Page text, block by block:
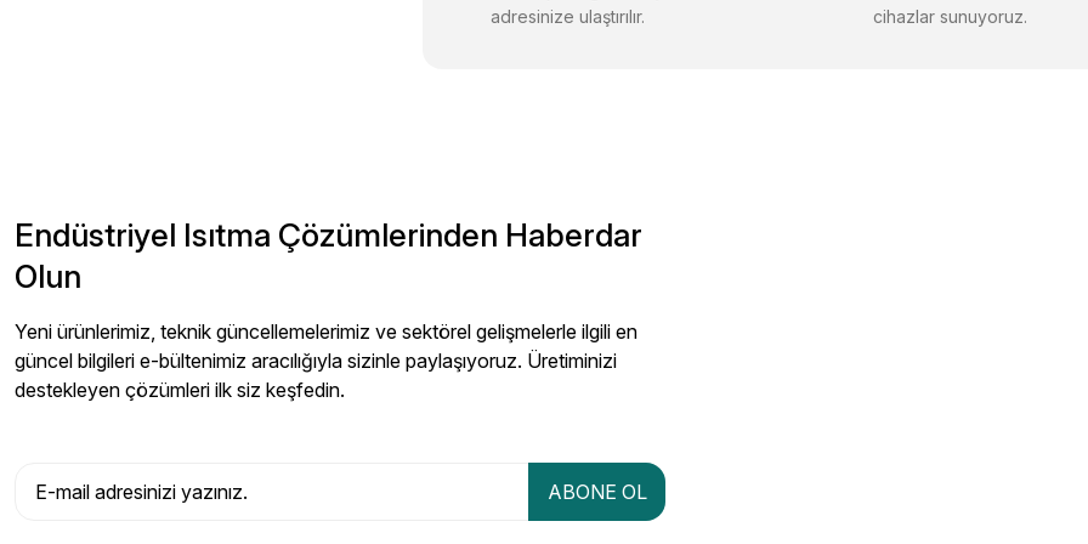
adresinize ulaştırılır.
cihazlar sunuyoruz.
Endüstriyel Isıtma Çözümlerinden Haberdar
Olun
Yeni ürünlerimiz, teknik güncellemelerimiz ve sektörel gelişmelerle ilgili en
güncel bilgileri e-bültenimiz aracılığıyla sizinle paylaşıyoruz. Üretiminizi
destekleyen çözümleri ilk siz keşfedin.
ABONE OL